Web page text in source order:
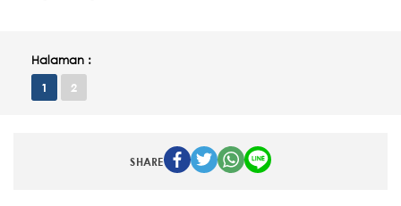
Halaman :
1 2
SHARE